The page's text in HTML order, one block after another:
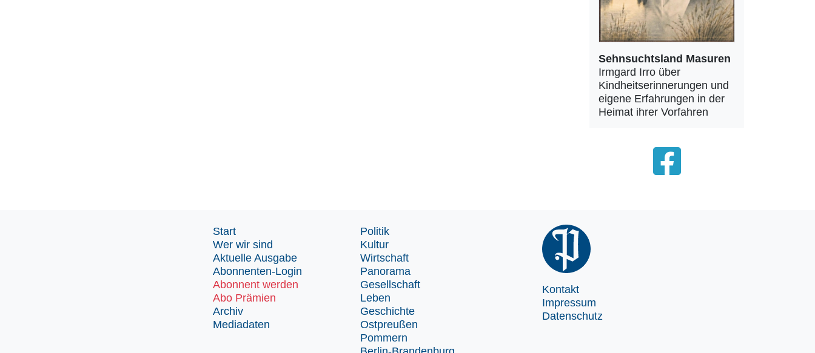
Sehnsuchtsland Masuren
Irmgard Irro über
Kindheitserinnerungen und
eigene Erfahrungen in der
Heimat ihrer Vorfahren
Start
Wer wir sind
Aktuelle Ausgabe
Abonnenten-Login
Abonnent werden
Abo Prämien
Archiv
Mediadaten
Politik
Kultur
Wirtschaft
Panorama
Gesellschaft
Leben
Geschichte
Ostpreußen
Pommern
Kontakt
Impressum
Datenschutz